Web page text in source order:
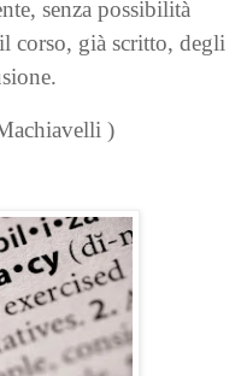
senza possibilità
corso, già scritto, degli
)